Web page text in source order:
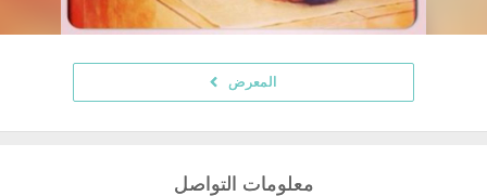
المعرض
معلومات التواصل